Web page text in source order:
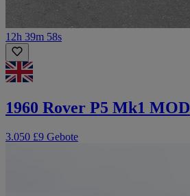
12h 39m 58s
1960 Rover P5 Mk1 MOD
3.050 £9 Gebote